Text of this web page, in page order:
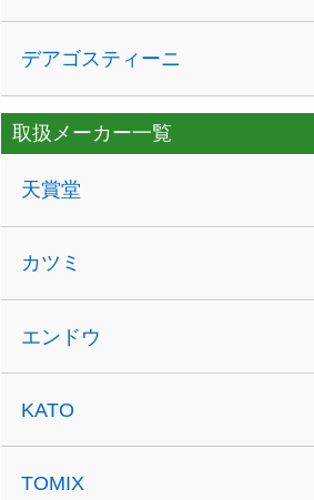
デアゴスティーニ
取扱メーカー一覧
天賞堂
カツミ
エンドウ
KATO
TOMIX